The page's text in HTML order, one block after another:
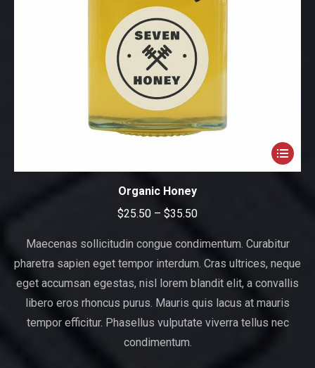
Organic Honey
$25.50 – $35.50
Maecenas sollicitudin congue condimentum. Curabitur
pharetra sapien eget tempor interdum. Cras ultrices, neque
eget accumsan egestas, nisl lorem blandit elit, a convallis
libero eros rhoncus purus. Mauris quis lacus at mauris
tempor efficitur. Phasellus vulputate viverra tellus nec
condimentum.